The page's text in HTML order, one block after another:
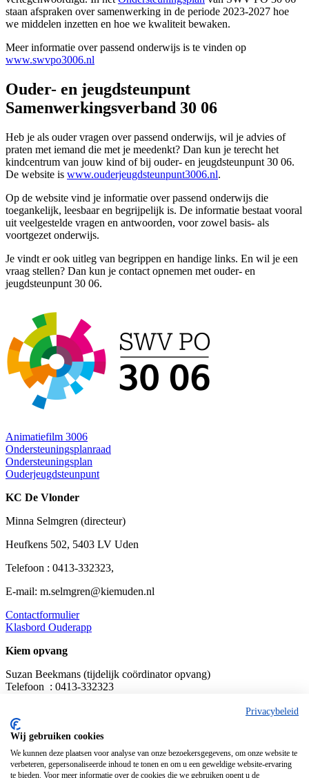
staan afspraken over samenwerking in de periode 2023-2027 hoe
we middelen inzetten en hoe we kwaliteit bewaken.
Meer informatie over passend onderwijs is te vinden op
www.swvpo3006.nl
Ouder- en jeugdsteunpunt
Samenwerkingsverband 30 06
Heb je als ouder vragen over passend onderwijs, wil je advies of
praten met iemand die met je meedenkt? Dan kun je terecht het
kindcentrum van jouw kind of bij ouder- en jeugdsteunpunt 30 06.
De website is www.ouderjeugdsteunpunt3006.nl.
Op de website vind je informatie over passend onderwijs die
toegankelijk, leesbaar en begrijpelijk is. De informatie bestaat vooral
uit veelgestelde vragen en antwoorden, voor zowel basis- als
voortgezet onderwijs.
Je vindt er ook uitleg van begrippen en handige links. En wil je een
vraag stellen? Dan kun je contact opnemen met ouder- en
jeugdsteunpunt 30 06.
Animatiefilm 3006
Ondersteuningsplanraad
Ondersteuningsplan
Ouderjeugdsteunpunt
KC De Vlonder
Minna Selmgren (directeur)
Heufkens 502, 5403 LV Uden
Telefoon : 0413-332323,
E-mail: m.selmgren@kiemuden.nl
Contactformulier
Klasbord Ouderapp
Kiem opvang
Suzan Beekmans (tijdelijk coördinator opvang)
Telefoon : 0413-332323
Privacybeleid
Wij gebruiken cookies
We kunnen deze plaatsen voor analyse van onze bezoekersgegevens, om onze website te
verbeteren, gepersonaliseerde inhoud te tonen en om u een geweldige website-ervaring
te bieden. Voor meer informatie over de cookies die we gebruiken opent u de